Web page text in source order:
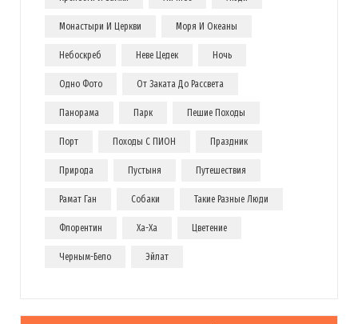
Загрузка...
14 ЛЕТ AGO
LookAtIsrael.com: Evgeny Ko: LookAtIsrael.com: Evgeny Ko:
LookAtIsrael.com: Evgeny Ko: LookAtIsrael.com: Evgeny Ko:
главнойhttp://tziur-kir.co.il;-)
Монастыри И Церкви Моря И Океаны
Небоскреб Неве Цедек Ночь
Одно Фото От Заката До Рассвета
Панорама Парк Пешие Походы
Порт Походы С ПИОН Праздник
Природа Пустыня Путешествия
Рамат Ган Собаки Такие Разные Люди
Флорентин Ха-Ха Цветение
Черным-Бело Эйлат